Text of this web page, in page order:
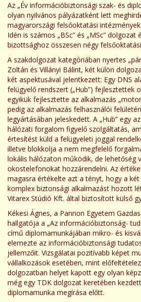
Az „Év információbiztonsági szak- és
olyan nyilvános pályázatként lett
magyarországi felsőoktatási
Idén is számos „BSc” és „MSc”
bizottsághoz összesen négy
A szakdolgozat kategóriában nyertes
Zoltán és Villányi Bálint, két külön
két aspektusával jelentkezett: Egy DNS
felügyelő rendszert („Hub”) fejlesztettek
egyikük fejlesztette az alkalmazás
pedig az alkalmazás felhasználói
legyártásában jeleskedett. A „Hub” egy
hálózati forgalom figyelő szolgáltatás,
értesítést küld a felügyeleti joggal
illetve blokkolja a nem megfelelő
lokális hálózaton működik, de lehetőség
okostelefonokat hozzárendelni. Az
magasra értékelte azt a tényt, hogy a
komplex biztonsági alkalmazást hozott
Vitarex Stúdió Kft. által biztosított külső
Kékesi Ágnes, a Pannon Egyetem
hallgatója a „Az információbiztonság-
című diplomamunkájában mikro- és
elemezte az információbiztonsági
jellemzőit. Vizsgálatai pozitívabb képet
vállalkozások esetében, mint
dolgozatban helyet kapott egy olyan
még egy TDK dolgozat keretében
diplomamunka megírása előtt.